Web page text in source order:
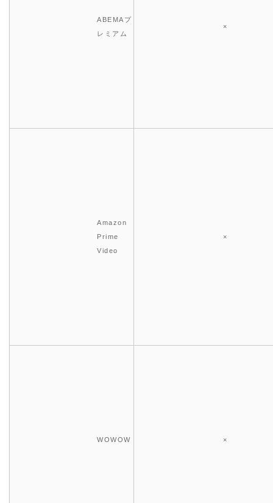
ABEMAプ
レミアム
×
Amazon
Prime
Video
×
WOWOW ×